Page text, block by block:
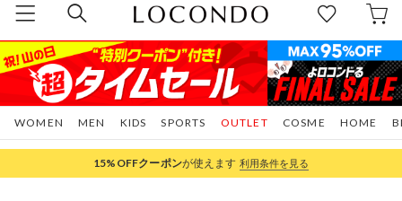
WOMEN MEN KIDS SPORTS COSME HOME
OUTLET
15%OFFクーポンが使えます 利用条件を見る